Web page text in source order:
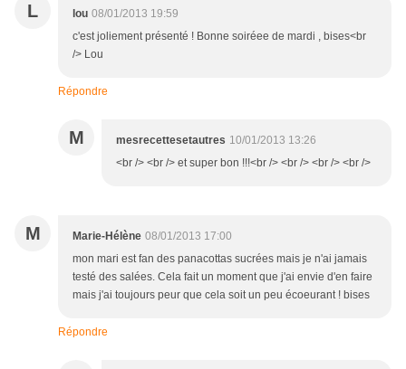
L lou 08/01/2013 19:59
c'est joliement présenté ! Bonne soiréee de mardi , bises<br
/> Lou
Répondre
M mesrecettesetautres 10/01/2013 13:26
<br /> <br /> et super bon !!!<br /> <br /> <br /> <br />
M Marie-Hélène 08/01/2013 17:00
mon mari est fan des panacottas sucrées mais je n'ai jamais
testé des salées. Cela fait un moment que j'ai envie d'en faire
mais j'ai toujours peur que cela soit un peu écoeurant ! bises
Répondre